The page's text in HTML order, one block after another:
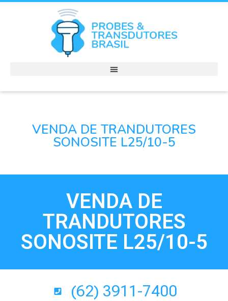
VENDA DE TRANDUTORES
SONOSITE L25/10-5
VENDA DE
TRANDUTORES
SONOSITE L25/10-5
(62) 3911-7400